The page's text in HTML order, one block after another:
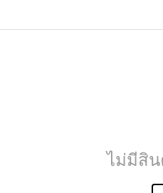
ไม่มีสิ